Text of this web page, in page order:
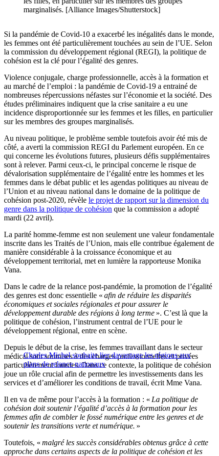
marginalisés. [Alliance Images/Shutterstock]
Si la pandémie de Covid-10 a exacerbé les inégalités dans le monde,
les femmes ont été particulièrement touchées au sein de l’UE. Selon
la commission du développement régional (REGI), la politique de
cohésion est la clé pour l’égalité des genres.
Violence conjugale, charge professionnelle, accès à la formation et
au marché de l’emploi : la pandémie de Covid-19 a entrainé de
nombreuses répercussions néfastes sur l’économie et la société. Des
études préliminaires indiquent que la crise sanitaire a eu une
incidence disproportionnée sur les femmes et les filles, en particulier
sur les membres des groupes marginalisés.
Au niveau politique, le problème semble toutefois avoir été mis de
côté, a averti la commission REGI du Parlement européen. En ce
qui concerne les évolutions futures, plusieurs défis supplémentaires
sont à relever. Parmi ceux-ci, le principal concerne le risque de
dévalorisation supplémentaire de l’égalité entre les hommes et les
femmes dans le débat public et les agendas politiques au niveau de
l’Union et au niveau national dans le domaine de la politique de
cohésion post-2020, révèle le projet de rapport sur la dimension du
genre dans la politique de cohésion que la commission a adopté
mardi (22 avril).
La parité homme-femme est non seulement une valeur fondamentale
inscrite dans les Traités de l’Union, mais elle contribue également de
manière considérable à la croissance économique et au
développement territorial, met en lumière la rapporteuse Monika
Vana.
Dans le cadre de la relance post-pandémie, la promotion de l’égalité
des genres est donc essentielle « afin de réduire les disparités
économiques et sociales régionales et pour assurer le
développement durable des régions à long terme ». C’est là que la
politique de cohésion, l’instrument central de l’UE pour le
développement régional, entre en scène.
Charles Michel souhaite lier davantage les régions aux
plans de relance nationaux
Depuis le début de la crise, les femmes travaillant dans le secteur
médical sont soumises à des charges professionnelles et privées
particulièrement lourdes. Dans ce contexte, la politique de cohésion
joue un rôle crucial afin de permettre les investissements dans les
services et d’améliorer les conditions de travail, écrit Mme Vana.
Il en va de même pour l’accès à la formation : « La politique de
cohésion doit soutenir l’égalité d’accès à la formation pour les
femmes afin de combler le fossé numérique entre les genres et de
soutenir les transitions verte et numérique. »
Toutefois, « malgré les succès considérables obtenus grâce à cette
approche dans certains aspects de la politique de cohésion et les